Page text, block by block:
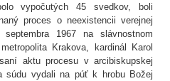
vypočutých 45 svedkov, boli
proces o neexistencii verejnej
1967 na slávnostnom
Krakova, kardinál Karol
aktu procesu v arcibiskupskej
súdu vydali na púť k hrobu Božej